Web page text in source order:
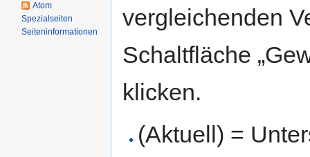
vergleichenden
Schaltfläche
klicken.
(Aktuell) =
Atom
Spezialseiten
Seiten­informationen